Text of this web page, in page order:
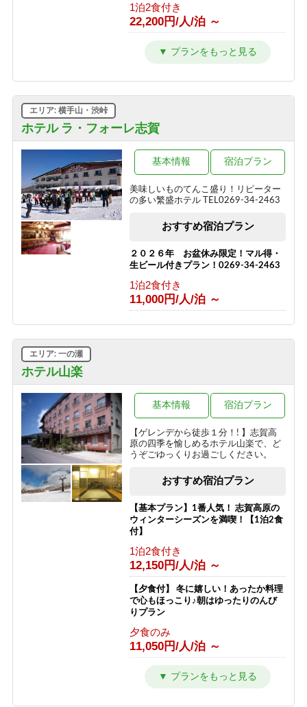
1泊2食付き
22,200円/人/泊 ～
＼9月★日曜～金曜限定★／大感謝企
画＜＜1泊2食＞＞謝恩プラン
＼1泊2食スタンダード～翡翠hisui～／
17,200円/人/泊 ～
信州牛しゃぶしゃぶ＆信州味覚＼1泊2
食グレードアップ～碧落hekiraku～／
19,400円/人/泊 ～
ひすい色の温泉の熊の湯＼1泊2食お試
しプラン～萌葱moegi～／
1泊2食付き
15,000円/人/泊 ～
ボリューム満点！変な肉プラン“肉肉
魚！？好きな料理を選べる”（連泊不可
のプランです）
1泊2食付き
16,000円/人/泊 ～
信州の恵み！旨味たっぷりきのこ料理
1泊2食付き
16,000円/人/泊 ～
アメニティが付かないけどお得に泊ま
れる ≪1泊2食ＥＣＯプラン≫
1泊2食付き
16,200円/人/泊 ～
特典付き特別室プラン
1泊2食付き
ホテル ラ・フォーレ志賀
エリア: 横手山・渋峠
美味しいものてんこ盛り！リピーター
の多い繁盛ホテル TEL0269-34-2463
基本情報 宿泊プラン
おすすめ宿泊プラン
２０２６年 お盆休み限定！マル得・
生ビール付きプラン！0269-34-2463
1泊2食付き
11,000円/人/泊 ～
ホテル山楽
エリア: 一の瀬
【ゲレンデから徒歩１分！! 】志賀高
原の四季を愉しめるホテル山楽で、ど
うぞごゆっくりお過ごしください。
基本情報 宿泊プラン
おすすめ宿泊プラン
【基本プラン】1番人気！ 志賀高原の
ウィンターシーズンを満喫！【1泊2食
付】
1泊2食付き
12,150円/人/泊 ～
【夕食付】 冬に嬉しい！あったか料理
で心もほっこり♪朝はゆったりのんび
りプラン
夕食のみ
11,050円/人/泊 ～
【朝食付】 冬を満喫！のんびり到着24
時までOK・和朝食で元気に出発！